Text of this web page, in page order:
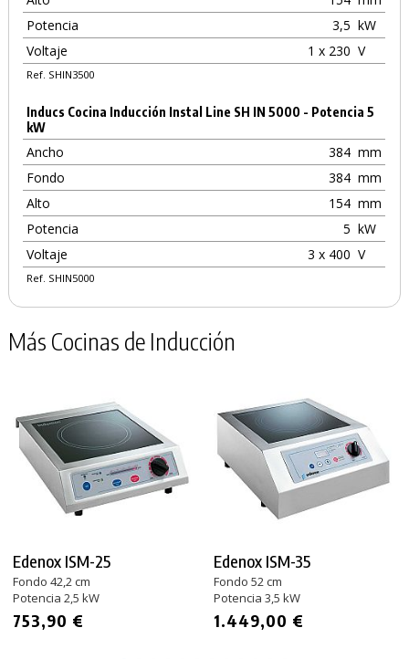
Potencia
3,5 kW
Voltaje
1 x 230 V
Ref. SHIN3500
Inducs Cocina Inducción Instal Line SH IN 5000 - Potencia 5
kW
Ancho 384 mm
Fondo
384 mm
Alto
154 mm
Potencia
5 kW
Voltaje
3 x 400 V
Ref. SHIN5000
Más Cocinas de Inducción
Edenox ISM-25
Fondo 42,2 cm
Potencia 2,5 kW
753,90 €
Edenox ISM-35
Fondo 52 cm
Potencia 3,5 kW
1.449,00 €